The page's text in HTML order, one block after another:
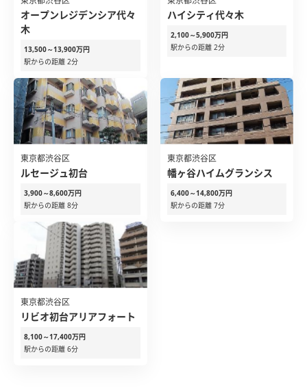
オープンレジデンシア代々
木
13,500～13,900万円
駅からの距離 2分
ハイシティ代々木
2,100～5,900万円
駅からの距離 2分
東京都渋谷区
ルセージュ初台
3,900～8,600万円
駅からの距離 8分
東京都渋谷区
幡ヶ谷ハイムグランシス
6,400～14,800万円
駅からの距離 7分
東京都渋谷区
リビオ初台アリアフォート
8,100～17,400万円
駅からの距離 6分